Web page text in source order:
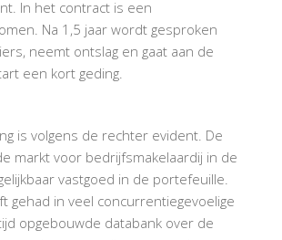
In het contract is een
Na 1,5 jaar wordt gesproken
neemt ontslag en gaat aan de
een kort geding.
is volgens de rechter evident. De
markt voor bedrijfsmakelaardij in de
vastgoed in de portefeuille.
gehad in veel concurrentiegevoelige
opgebouwde databank over de